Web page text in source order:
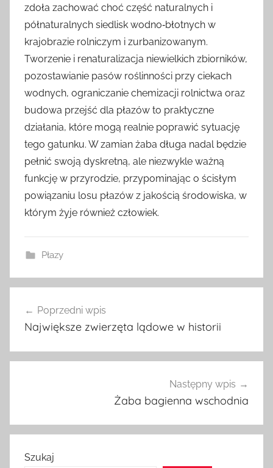
zdoła zachować choć część naturalnych i
półnaturalnych siedlisk wodno‑błotnych w
krajobrazie rolniczym i zurbanizowanym.
Tworzenie i renaturalizacja niewielkich zbiorników,
pozostawianie pasów roślinności przy ciekach
wodnych, ograniczanie chemizacji rolnictwa oraz
budowa przejść dla płazów to praktyczne
działania, które mogą realnie poprawić sytuację
tego gatunku. W zamian żaba długa nadal będzie
pełnić swoją dyskretną, ale niezwykle ważną
funkcję w przyrodzie, przypominając o ścisłym
powiązaniu losu płazów z jakością środowiska, w
którym żyje również człowiek.
Płazy
wpisu
Poprzedni wpis
Największe zwierzęta lądowe w historii
Następny wpis
Żaba bagienna wschodnia
Szukaj